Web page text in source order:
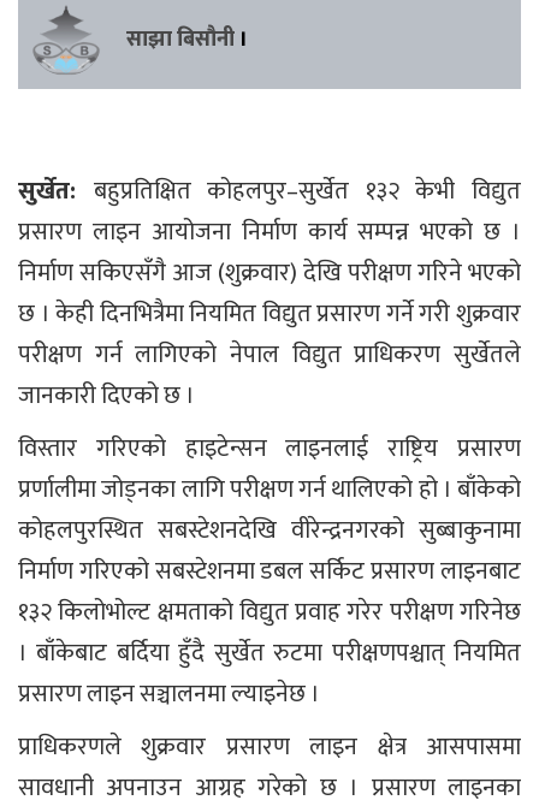
साझा बिसौनी ।
सुर्खेत: बहुप्रतिक्षित कोहलपुर–सुर्खेत १३२ केभी विद्युत
प्रसारण लाइन आयोजना निर्माण कार्य सम्पन्न भएको छ ।
निर्माण सकिएसँगै आज (शुक्रवार) देखि परीक्षण गरिने भएको
छ । केही दिनभित्रैमा नियमित विद्युत प्रसारण गर्ने गरी शुक्रवार
परीक्षण गर्न लागिएको नेपाल विद्युत प्राधिकरण सुर्खेतले
जानकारी दिएको छ ।
विस्तार गरिएको हाइटेन्सन लाइनलाई राष्ट्रिय प्रसारण
प्रर्णालीमा जोड्नका लागि परीक्षण गर्न थालिएको हो । बाँकेको
कोहलपुरस्थित सबस्टेशनदेखि वीरेन्द्रनगरको सुब्बाकुनामा
निर्माण गरिएको सबस्टेशनमा डबल सर्किट प्रसारण लाइनबाट
१३२ किलोभोल्ट क्षमताको विद्युत प्रवाह गरेर परीक्षण गरिनेछ
। बाँकेबाट बर्दिया हुँदै सुर्खेत रुटमा परीक्षणपश्चात् नियमित
प्रसारण लाइन सञ्चालनमा ल्याइनेछ ।
प्राधिकरणले शुक्रवार प्रसारण लाइन क्षेत्र आसपासमा
सावधानी अपनाउन आग्रह गरेको छ । प्रसारण लाइनका